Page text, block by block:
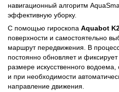
навигационный алгоритм
эффективную уборку.
С помощью гироскопа Aquabot
поверхности и самостоятельно
маршрут передвижения. В
постоянно обновляет и
размере искусственного водоема,
и при необходимости
направление движения.